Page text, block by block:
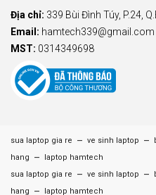
Địa chỉ: 339 Bùi Đình Túy, P.24,
Email: hamtech339@gmail.com
MST: 0314349698
sua laptop gia re – ve sinh laptop –
hang
–
laptop hamtech
sua laptop gia re
– ve sinh laptop –
hang
– laptop hamtech